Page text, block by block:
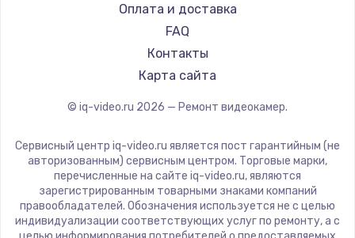
Ремонт дисковода
1400 руб.
Заказать
Замена крышки ноутбука
1750 руб.
Заказать
Замена HDMI
1450 руб.
Оплата и доставка
FAQ
Контакты
Карта сайта
© iq-video.ru 2026 — Ремонт видеокамер.
Сервисный центр iq-video.ru является пост гарантийным (не
авторизованным) сервисным центром. Торговые марки,
перечисленные на сайте iq-video.ru, являются
зарегистрированным товарными знаками компаний
правообладателей. Обозначения используется не с целью
индивидуализации соответствующих услуг по ремонту, а с